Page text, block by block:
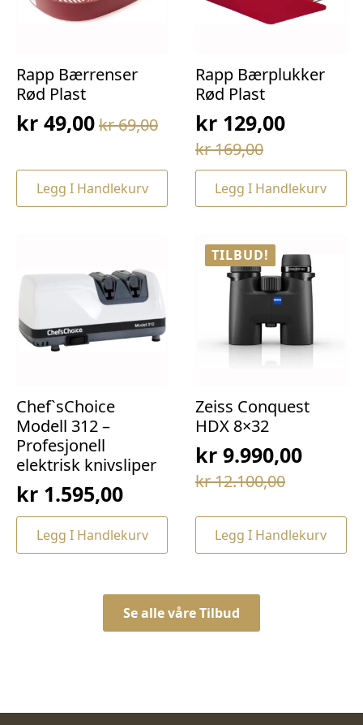
Rapp Bærrenser
Rød Plast
kr69,00
Opprinnelig
var:
kr 69,00.
kr 49,00
Nåværende
er:
kr 49,00.
Legg I Handlekurv
Rapp Bærplukker
Rød Plast
kr169,00
Opprinnelig
pris
var:
kr129,00
Nåværende
pris
er:Legg I Handlekurv
Chef`sChoice
Modell 312 –
Profesjonell
elektrisk knivsliper
kr 1.595,00
Legg I Handlekurv
TILBUD!
Zeiss Conquest
HDX 8×32
kr12.100,00
Opprinnelig
var:
kr 12.100,00.
kr9.990,00
Nåværende
er:
kr 9.990,00.
Legg I Handlekurv
Se alle våre Tilbud